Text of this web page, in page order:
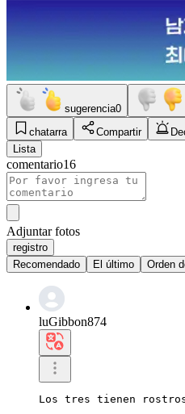
sugerencia0
chatarra
Compartir
Lista
comentario16
Adjuntar fotos
registro
Recomendado
El último Orden
luGibbon874
Los tres tienen